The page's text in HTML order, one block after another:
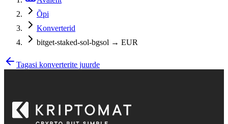
Õpi
Konverterid
bitget-staked-sol-bgsol → EUR
Tagasi konverterite juurde